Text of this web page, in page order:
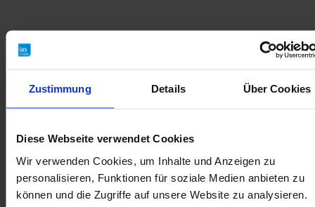
Zustimmung Details Über Cookies
Diese Webseite verwendet Cookies
Wir verwenden Cookies, um Inhalte und Anzeigen zu
personalisieren, Funktionen für soziale Medien anbieten zu
können und die Zugriffe auf unsere Website zu analysieren.
deshalb einem klaren Trainings- und
Ernährungsplan, den sie immer wieder
Ausdauertraining in ihre Wochenroutine ein.
Vorbereitung ist bei Gesundheitsthemen ein